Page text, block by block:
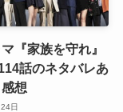
『家族を守れ』
話のネタバレあ
想
日